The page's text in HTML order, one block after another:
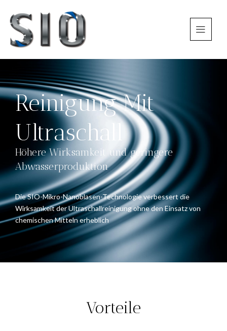
Reinigung Mit
Ultraschall
Höhere Wirksamkeit und geringere
Abwasserproduktion
Die SIO-Mikro-Nanoblasen-Technologie verbessert die
Wirksamkeit der Ultraschallreinigung ohne den Einsatz von
chemischen Mitteln erheblich
Vorteile